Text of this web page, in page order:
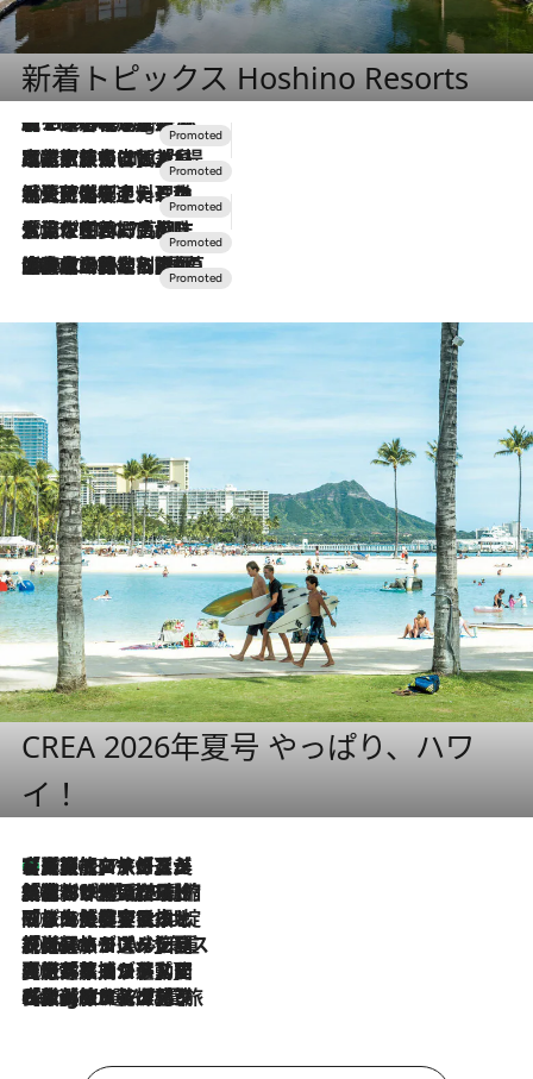
新着トピックス Hoshino Resorts
10 Hours Ago
【トンボの足水浴】ヒノキの香りに包まれて涼感マックス！約13℃の湧水かけ流しを避暑地「星野温泉 トンボの湯」で体験
2026.7.31
【ホテル帰省】という選択肢をOMOが提案。家族とほどよい距離を保つには「昼は実家、夜は気兼ねなくホテルで！」
2026.7.24
【夏限定ディナーコース】旬を迎える稚鮎や花ズッキーニなどをイタリア・トスカーナの郷土料理の手法で満喫！
2026.7.17
「土佐和ハーブかき氷」がOMO7高知に登場！生姜、山椒、大葉など目にも舌にも涼を呼ぶ郷土の味
2026.7.10
NEW OPEN！【界 草津】名湯の地に誕生。趣の異なる2種の温泉と上州ならではの会席・蕎麦割烹など美食を味わう究極の癒やし旅
CREA 2026年夏号 やっぱり、ハワ
イ！
2026.8.7
【厳選旅コスメ】「多機能アイテムがメイン！」旅好き美容エディターが選んだ夏旅ベストコスメを発表【Mサイズジップ】
2026.8.6
「荷物が増えるほど旅ストレスは増す」美容ジャーナリストがたどり着いた最終結論。“化粧品を劇的に減らす”感動の凝縮美容とは
2026.8.6
「旅先には金髪ウィッグを持参」日本と同じメイクでは損してる!? 美容ジャーナリストが提案する“掟破りの旅美容”とは
2026.8.6
【厳選旅コスメ】「身軽さ＆UV対策重視！」ヘアアーティストshucoが選んだ夏旅ベストコスメを発表【Mサイズジップ】
2026.8.5
【厳選旅コスメ】国内をあちこち移動する河井菜摘が選んだ夏旅ベストコスメ発表！「リラックスアイテムはマスト」【Mサイズジップ】
2026.8.4
【厳選旅コスメ】「紫外線＆乾燥対策しながらメイク感も！」ヘア＆メイクGeorgeが選んだ夏旅ベストコスメを発表！【Mサイズジップ】